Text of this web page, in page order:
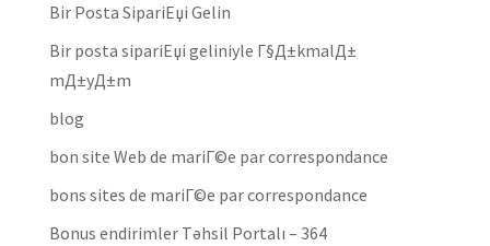
Bir Posta SipariЕџi Gelin
Bir posta sipariЕџi geliniyle Г§Д±kmalД±
mД±yД±m
blog
bon site Web de mariГ©e par correspondance
bons sites de mariГ©e par correspondance
Bonus endirimler Təhsil Portalı – 364